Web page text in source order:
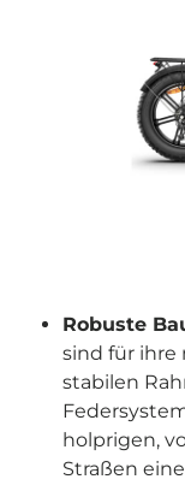
Robuste
sind für ihre
stabilen
holprigen,
Straßen